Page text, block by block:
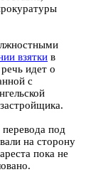
взятки в
идет о
с
под
на сторону
пока не